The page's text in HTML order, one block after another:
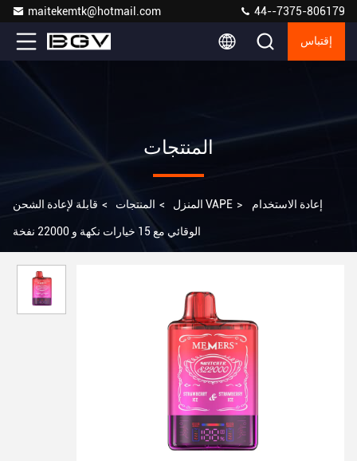
maitekemtk@hotmail.com 44--7375-806179
إقتباس
المنتجات
المنزل > المنتجات > قابلة لإعادة الشحن VAPE > إعادة الاستخدام
الوقائي مع 15 خيارات نكهة و 22000 نفخة